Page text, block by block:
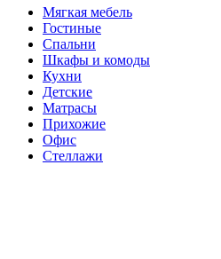
Мягкая мебель
Гостиные
Спальни
Шкафы и комоды
Кухни
Детские
Матрасы
Прихожие
Офис
Стеллажи